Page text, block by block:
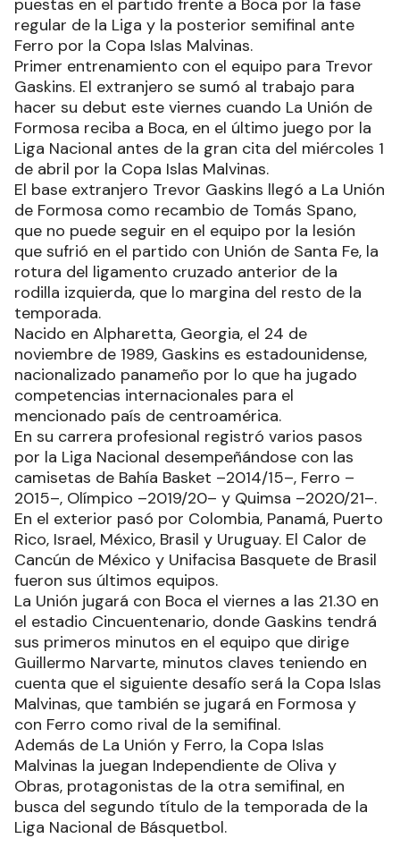
La más reciente incorporación de La Unión llegó a
Formosa y ya tuvo su primera práctica bajo las
órdenes de Guillermo Narvarte y con las miras
puestas en el partido frente a Boca por la fase
regular de la Liga y la posterior semifinal ante
Ferro por la Copa Islas Malvinas.
Primer entrenamiento con el equipo para Trevor
Gaskins. El extranjero se sumó al trabajo para
hacer su debut este viernes cuando La Unión de
Formosa reciba a Boca, en el último juego por la
Liga Nacional antes de la gran cita del miércoles 1
de abril por la Copa Islas Malvinas.
El base extranjero Trevor Gaskins llegó a La Unión
de Formosa como recambio de Tomás Spano,
que no puede seguir en el equipo por la lesión
que sufrió en el partido con Unión de Santa Fe, la
rotura del ligamento cruzado anterior de la
rodilla izquierda, que lo margina del resto de la
temporada.
Nacido en Alpharetta, Georgia, el 24 de
noviembre de 1989, Gaskins es estadounidense,
nacionalizado panameño por lo que ha jugado
competencias internacionales para el
mencionado país de centroamérica.
En su carrera profesional registró varios pasos
por la Liga Nacional desempeñándose con las
camisetas de Bahía Basket –2014/15–, Ferro –
2015–, Olímpico –2019/20– y Quimsa –2020/21–.
En el exterior pasó por Colombia, Panamá, Puerto
Rico, Israel, México, Brasil y Uruguay. El Calor de
Cancún de México y Unifacisa Basquete de Brasil
fueron sus últimos equipos.
La Unión jugará con Boca el viernes a las 21.30 en
el estadio Cincuentenario, donde Gaskins tendrá
sus primeros minutos en el equipo que dirige
Guillermo Narvarte, minutos claves teniendo en
cuenta que el siguiente desafío será la Copa Islas
Malvinas, que también se jugará en Formosa y
con Ferro como rival de la semifinal.
Además de La Unión y Ferro, la Copa Islas
Malvinas la juegan Independiente de Oliva y